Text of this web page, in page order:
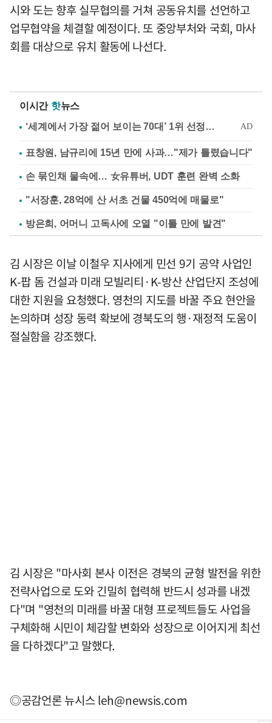
시와 도는 향후 실무협의를 거쳐 공동유치를 선언하고
업무협약을 체결할 예정이다. 또 중앙부처와 국회, 마사
회를 대상으로 유치 활동에 나선다.
이시간 핫뉴스
표창원, 남규리에 15년 만에 사과…"제가 틀렸습니다"
손 묶인채 물속에… 女유튜버, UDT 훈련 완벽 소화
"서장훈, 28억에 산 서초 건물 450억에 매물로"
방은희, 어머니 고독사에 오열 "이틀 만에 발견"
김 시장은 이날 이철우 지사에게 민선 9기 공약 사업인
K-팝 돔 건설과 미래 모빌리티·K-방산 산업단지 조성에
대한 지원을 요청했다. 영천의 지도를 바꿀 주요 현안을
논의하며 성장 동력 확보에 경북도의 행·재정적 도움이
절실함을 강조했다.
김 시장은 "마사회 본사 이전은 경북의 균형 발전을 위한
전략사업으로 도와 긴밀히 협력해 반드시 성과를 내겠
다"며 "영천의 미래를 바꿀 대형 프로젝트들도 사업을
구체화해 시민이 체감할 변화와 성장으로 이어지게 최선
을 다하겠다"고 말했다.
◎공감언론 뉴시스leh@newsis.com